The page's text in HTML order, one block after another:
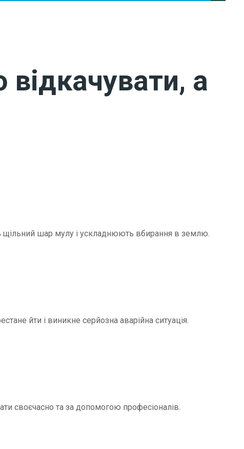
а
щільний шар мулу і ускладнюють вбирання в землю.
йти і виникне серйозна аварійна ситуація.
своєчасно та за допомогою професіоналів.